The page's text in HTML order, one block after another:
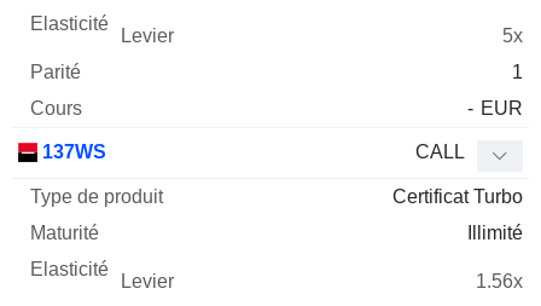
5x
1
- EUR
137WS CALL
Certificat Turbo
Illimité
1.56x